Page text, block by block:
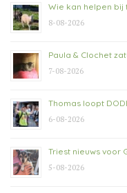
Wie kan helpen bij
8-08-2026
Paula & Clochet
7-08-2026
Thomas loopt
6-08-2026
Triest nieuws voor
5-08-2026